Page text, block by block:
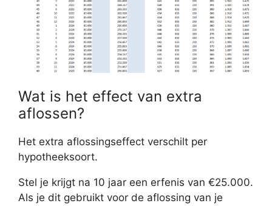
Wat is het effect van extra
aflossen?
Het extra aflossingseffect verschilt per
hypotheeksoort.
Stel je krijgt na 10 jaar een erfenis van €25.000.
Als je dit gebruikt voor de aflossing van je